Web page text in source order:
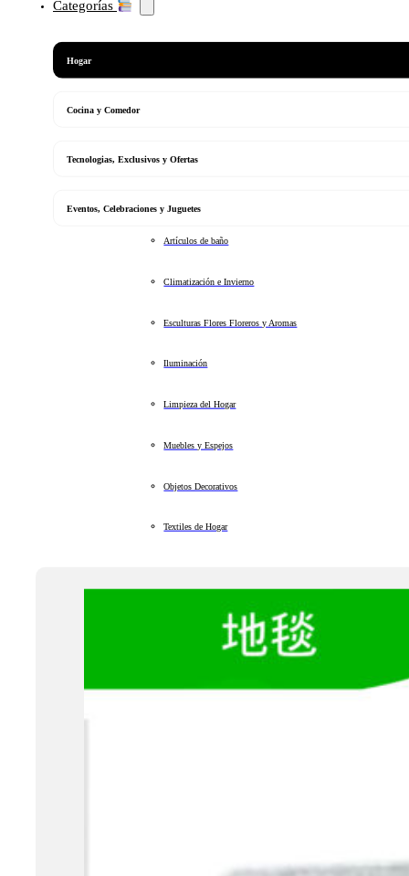
Categorías
Hogar
Cocina y Comedor
Tecnologias, Exclusivos y Ofertas
Eventos, Celebraciones y Juguetes
Artículos de baño
Climatización e Invierno
Esculturas Flores Floreros y Aromas
Iluminación
Limpieza del Hogar
Muebles y Espejos
Objetos Decorativos
Textiles de Hogar